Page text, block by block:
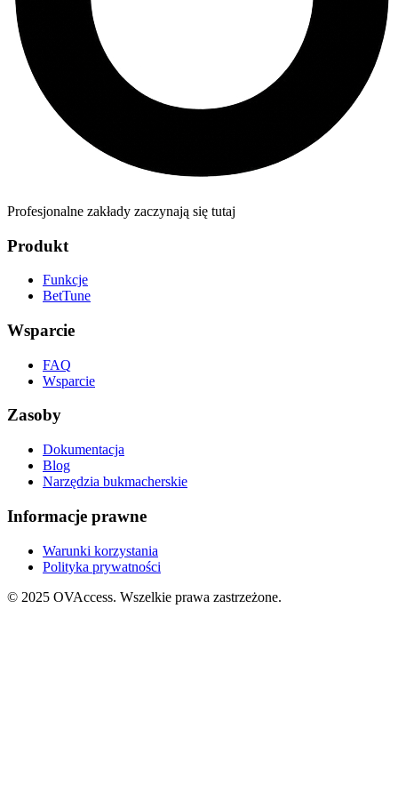
Profesjonalne zakłady zaczynają się tutaj
Produkt
Funkcje
BetTune
Wsparcie
FAQ
Wsparcie
Zasoby
Dokumentacja
Blog
Narzędzia bukmacherskie
Informacje prawne
Warunki korzystania
Polityka prywatności
© 2025 OVAccess. Wszelkie prawa zastrzeżone.